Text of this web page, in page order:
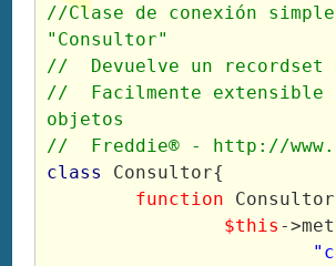
//Clase de conexión
"Consultor"
//  Devuelve un recordset
//  Facilmente extensible
objetos
//  Freddie® - http://
class
Consultor{
function
$this -